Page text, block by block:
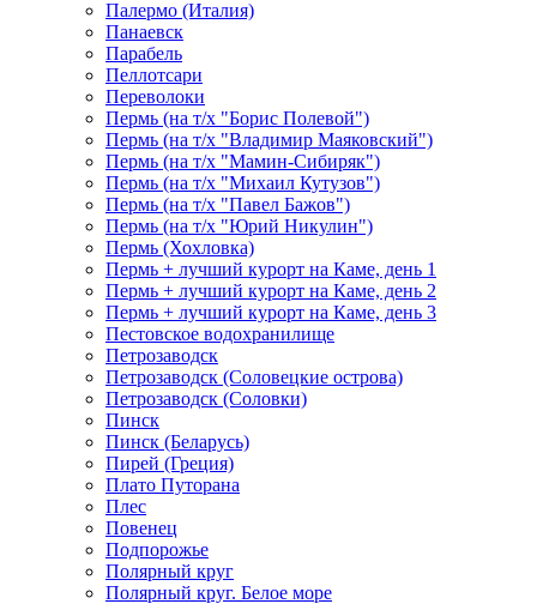
Палермо (Италия)
Панаевск
Парабель
Пеллотсари
Переволоки
Пермь (на т/х "Борис Полевой")
Пермь (на т/х "Владимир Маяковский")
Пермь (на т/х "Мамин-Сибиряк")
Пермь (на т/х "Михаил Кутузов")
Пермь (на т/х "Павел Бажов")
Пермь (на т/х "Юрий Никулин")
Пермь (Хохловка)
Пермь + лучший курорт на Каме, день 1
Пермь + лучший курорт на Каме, день 2
Пермь + лучший курорт на Каме, день 3
Пестовское водохранилище
Петрозаводск
Петрозаводск (Соловецкие острова)
Петрозаводск (Соловки)
Пинск
Пинск (Беларусь)
Пирей (Греция)
Плато Путорана
Плес
Повенец
Подпорожье
Полярный круг
Полярный круг. Белое море